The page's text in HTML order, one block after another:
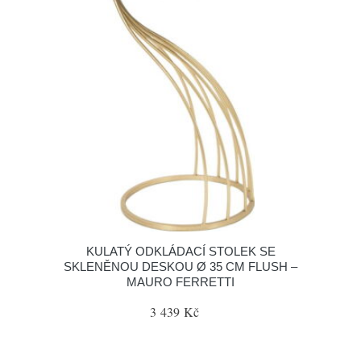
KULATÝ ODKLÁDACÍ STOLEK SE
SKLENĚNOU DESKOU Ø 35 CM FLUSH –
MAURO FERRETTI
3 439 Kč